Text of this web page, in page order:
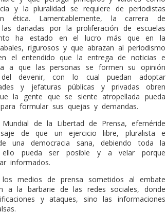
y la pluralidad se requiere de periodistas
ética. Lamentablemente, la carrera de
dañadas por la proliferación de escuelas
ha estado en el lucro más que en la
rigurosos y que abrazan al periodismo
el entendido que la entrega de noticias e
a que las personas se formen su opinión
devenir, con lo cual puedan adoptar
y jefaturas públicas y privadas obren
la gente que se siente atropellada pueda
formular sus quejas y demandas.
de la Libertad de Prensa, efeméride
de que un ejercicio libre, pluralista e
una democracia sana, debiendo toda la
pueda ser posible y a velar porque
informados.
medios de prensa sometidos al embate
a la barbarie de las redes sociales, donde
y ataques, sino las informaciones